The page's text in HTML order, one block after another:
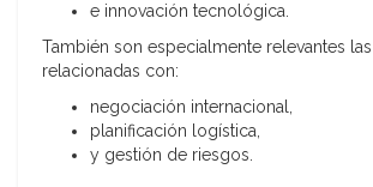
e innovación tecnológica.
También son especialmente relevantes
relacionadas con:
negociación internacional,
planificación logística,
y gestión de riesgos.